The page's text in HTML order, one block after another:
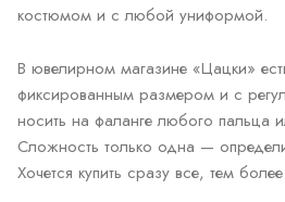
костюмом и с любой униформой.
В ювелирном магазине «Цацки»
фиксированным размером и с
носить на фаланге любого пальца
Сложность только одна —
Хочется купить сразу все, тем